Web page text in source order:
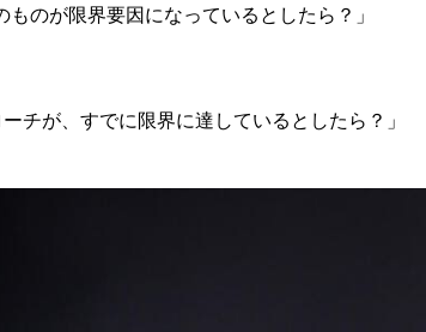
ものが限界要因になっているとしたら？」
ーチが、すでに限界に達しているとしたら？」